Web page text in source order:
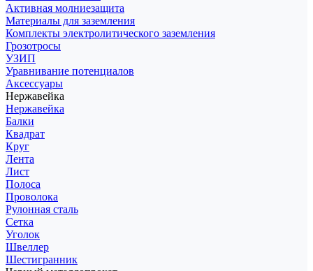
Активная молниезащита
Материалы для заземления
Комплекты электролитического заземления
Грозотросы
УЗИП
Уравнивание потенциалов
Аксессуары
Нержавейка
Нержавейка
Балки
Квадрат
Круг
Лента
Лист
Полоса
Проволока
Рулонная сталь
Сетка
Уголок
Швеллер
Шестигранник